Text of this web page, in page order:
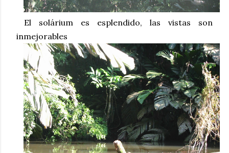
El solárium es esplendido, las vistas son
inmejorables